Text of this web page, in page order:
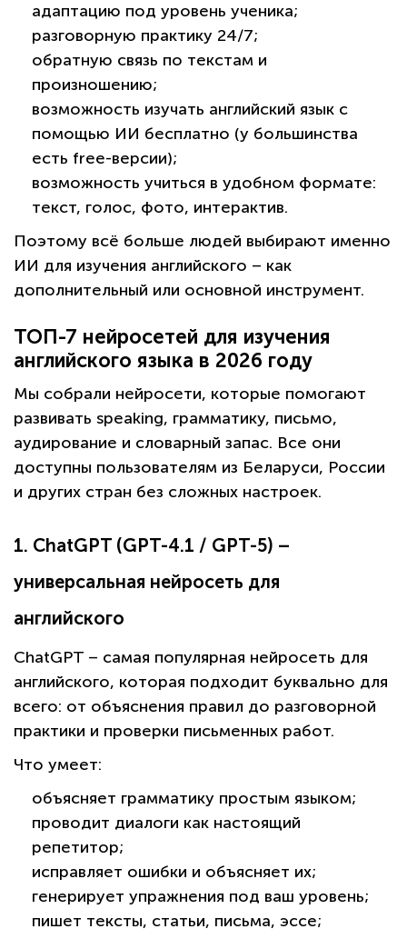
адаптацию под уровень ученика;
разговорную практику 24/7;
обратную связь по текстам и
произношению;
возможность изучать английский язык с
помощью ИИ бесплатно (у большинства
есть free-версии);
возможность учиться в удобном формате:
текст, голос, фото, интерактив.
Поэтому всё больше людей выбирают именно
ИИ для изучения английского – как
дополнительный или основной инструмент.
ТОП-7 нейросетей для изучения
английского языка в 2026 году
Мы собрали нейросети, которые помогают
развивать speaking, грамматику, письмо,
аудирование и словарный запас. Все они
доступны пользователям из Беларуси, России
и других стран без сложных настроек.
1. ChatGPT (GPT-4.1 / GPT-5) –
универсальная нейросеть для
английского
ChatGPT – самая популярная нейросеть для
английского, которая подходит буквально для
всего: от объяснения правил до разговорной
практики и проверки письменных работ.
Что умеет:
объясняет грамматику простым языком;
проводит диалоги как настоящий
репетитор;
исправляет ошибки и объясняет их;
генерирует упражнения под ваш уровень;
пишет тексты, статьи, письма, эссе;